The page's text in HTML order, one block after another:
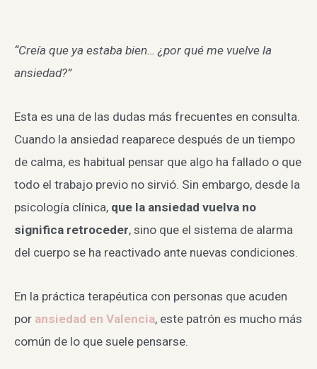
“Creía que ya estaba bien… ¿por qué me vuelve la
ansiedad?”
Esta es una de las dudas más frecuentes en consulta.
Cuando la ansiedad reaparece después de un tiempo
de calma, es habitual pensar que algo ha fallado o que
todo el trabajo previo no sirvió. Sin embargo, desde la
psicología clínica, que la ansiedad vuelva no
significa retroceder, sino que el sistema de alarma
del cuerpo se ha reactivado ante nuevas condiciones.
En la práctica terapéutica con personas que acuden
por ansiedad en Valencia, este patrón es mucho más
común de lo que suele pensarse.